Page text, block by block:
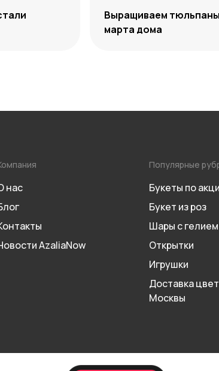
Выращиваем тюльпаны
марта дома
нас
AzaliaNow
Популярные
Букеты по
Букет из роз
Шары с гелием
Открытки
Игрушки
Доставка
Москвы